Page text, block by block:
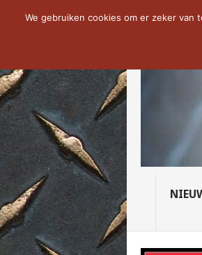
NOW
We gebruiken cookies om er zeker